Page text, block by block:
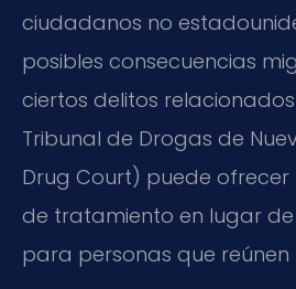
ciudadanos no
posibles consecuencias
ciertos delitos
Tribunal de Drogas de
Drug Court) puede
de tratamiento en lugar
para personas que reúnen